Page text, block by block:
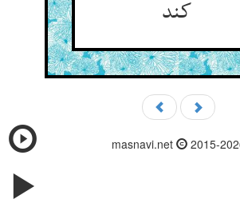
کند
masnavi.net 2015-